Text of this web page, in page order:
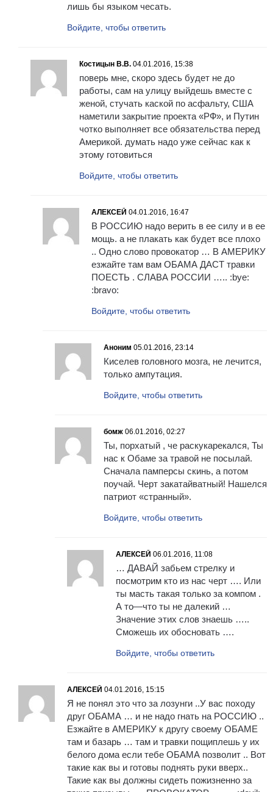
лишь бы языком чесать.
Войдите, чтобы ответить
Костицын В.В. 04.01.2016, 15:38
поверь мне, скоро здесь будет не до
работы, сам на улицу выйдешь вместе с
женой, стучать каской по асфальту, США
наметили закрытие проекта «РФ», и Путин
чотко выполняет все обязательства перед
Америкой. думать надо уже сейчас как к
этому готовиться
Войдите, чтобы ответить
АЛЕКСЕЙ 04.01.2016, 16:47
В РОССИЮ надо верить в ее силу и в ее
мощь. а не плакать как будет все плохо
.. Одно слово провокатор … В АМЕРИКУ
езжайте там вам ОБАМА ДАСТ травки
ПОЕСТЬ . СЛАВА РОССИИ ….. :bye:
:bravo:
Войдите, чтобы ответить
Аноним 05.01.2016, 23:14
Киселев головного мозга, не лечится,
только ампутация.
Войдите, чтобы ответить
бомж 06.01.2016, 02:27
Ты, порхатый , че раскукарекался, Ты
нас к Обаме за травой не посылай.
Сначала памперсы скинь, а потом
поучай. Черт закатайватный! Нашелся
патриот «странный».
Войдите, чтобы ответить
АЛЕКСЕЙ 06.01.2016, 11:08
… ДАВАЙ забьем стрелку и
посмотрим кто из нас черт …. Или
ты масть такая только за компом .
А то—что ты не далекий …
Значение этих слов знаешь …..
Сможешь их обосновать ….
Войдите, чтобы ответить
АЛЕКСЕЙ 04.01.2016, 15:15
Я не понял это что за лозунги ..У вас походу
друг ОБАМА … и не надо гнать на РОССИЮ ..
Езжайте в АМЕРИКУ к другу своему ОБАМЕ
там и базарь … там и травки пощиплешь у их
белого дома если тебе ОБАМА позволит .. Вот
такие как вы и готовы поднять руки вверх..
Такие как вы должны сидеть пожизненно за